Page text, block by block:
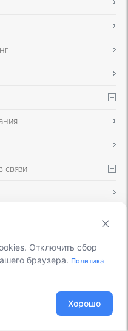
связи
Отключить сбор
браузера. Политика
Хорошо